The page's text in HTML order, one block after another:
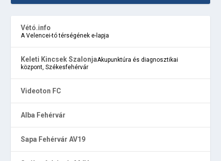
Vétó.info
A Velencei-tó térségének e-lapja
Keleti Kincsek SzalonjaAkupunktúra és diagnosztikai
központ, Székesfehérvár
Videoton FC
Alba Fehérvár
Sapa Fehérvár AV19